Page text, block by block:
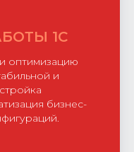
1С
оптимизацию
и
бизнес-